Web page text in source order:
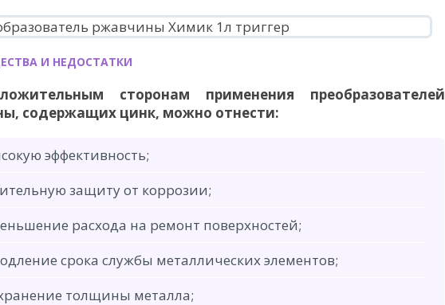
И НЕДОСТАТКИ
сторонам применения преобразователей
содержащих цинк, можно отнести:
эффективность;
защиту от коррозии;
расхода на ремонт поверхностей;
срока службы металлических элементов;
толщины металла;